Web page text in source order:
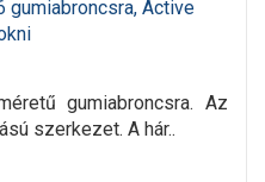
gumiabroncsra, Active
gumiabroncsra. Az
szerkezet. A hár..